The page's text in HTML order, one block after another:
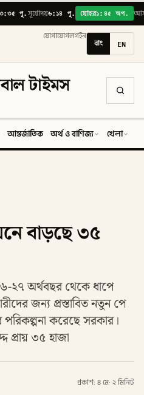
পূ.সূর্যোদয়৬:১৪ পূ. যোহর১:৪৫ অপ.
যোগাযোগলগইন
বাং EN
টাইমস
আন্তর্জাতিক অর্থ ও বাণিজ্য খেলা
বাড়ছে ৩৫
২৭ অর্থবছর থেকে ধাপে
জন্য প্রস্তাবিত নতুন পে
পরিকল্পনা করেছে সরকার।
প্রায় ৩৫ হাজা
প্রকাশ: ৪ মে· ২ মিনিট